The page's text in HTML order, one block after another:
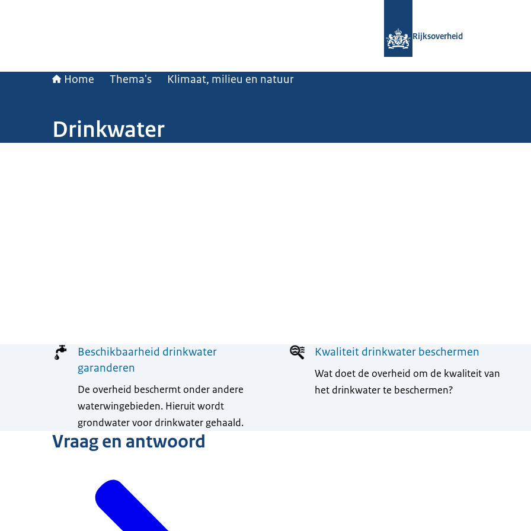
Rijksoverheid
Home Thema's Klimaat, milieu en natuur
Drinkwater
Beschikbaarheid drinkwater
garanderen
De overheid beschermt onder andere
waterwingebieden. Hieruit wordt
grondwater voor drinkwater gehaald.
Kwaliteit drinkwater beschermen
Wat doet de overheid om de kwaliteit van
het drinkwater te beschermen?
Vraag en antwoord